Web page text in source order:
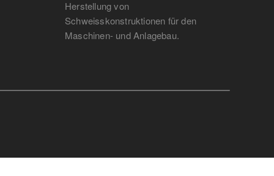
Herstellung von
Schweisskonstruktionen für den
Maschinen- und Anlagebau.